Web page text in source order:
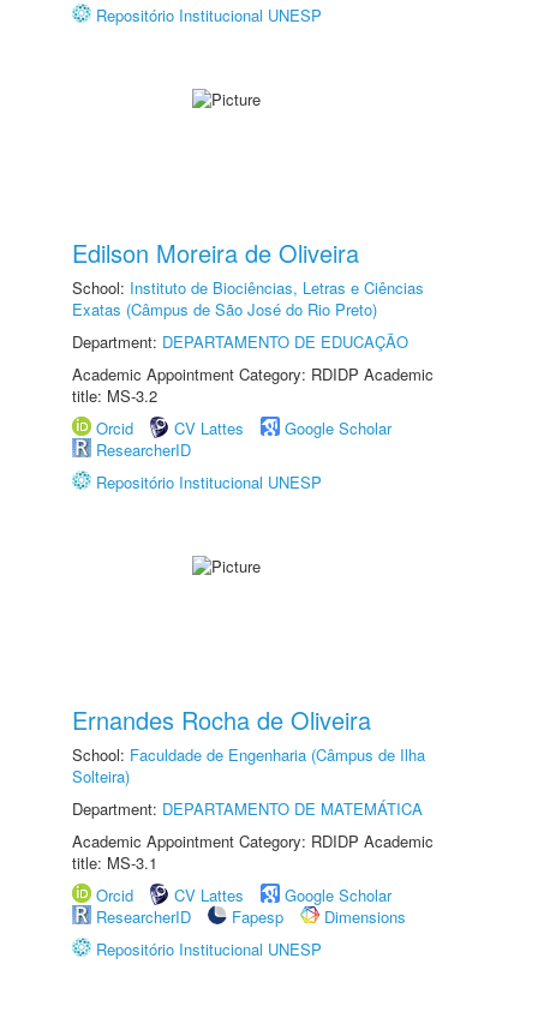
Repositório Institucional UNESP
Edilson Moreira de Oliveira
School: Instituto de Biociências, Letras e Ciências
Exatas (Câmpus de São José do Rio Preto)
Department: DEPARTAMENTO DE EDUCAÇÃO
Academic Appointment Category: RDIDP Academic
title: MS-3.2
Orcid
CV Lattes
Google Scholar
ResearcherID
Repositório Institucional UNESP
Ernandes Rocha de Oliveira
School: Faculdade de Engenharia (Câmpus de Ilha
Solteira)
Department: DEPARTAMENTO DE MATEMÁTICA
Academic Appointment Category: RDIDP Academic
title: MS-3.1
Orcid
CV Lattes
Google Scholar
ResearcherID
Fapesp
Dimensions
Repositório Institucional UNESP